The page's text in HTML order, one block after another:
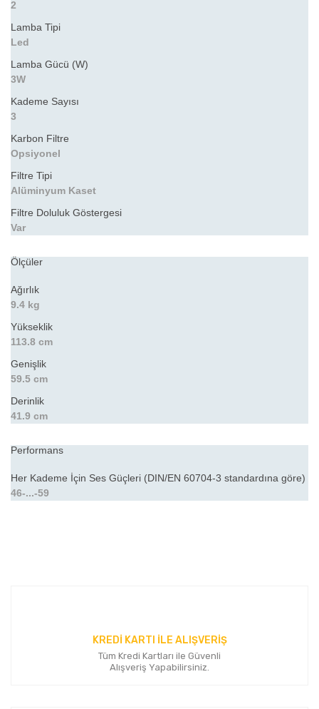
2
Lamba Tipi
Led
Lamba Gücü (W)
3W
Kademe Sayısı
3
Karbon Filtre
Opsiyonel
Filtre Tipi
Alüminyum Kaset
Filtre Doluluk Göstergesi
Var
Ölçüler
Ağırlık
9.4 kg
Yükseklik
113.8 cm
Genişlik
59.5 cm
Derinlik
41.9 cm
Performans
Her Kademe İçin Ses Güçleri (DIN/EN 60704-3 standardına göre)
46-...-59
Ürün bilgilerinde hatalar bulunuyor.
Ürün fiyatı diğer sitelerden daha pahalı.
KREDİ KARTI İLE ALIŞVERİŞ
Tüm Kredi Kartları ile Güvenli
Alışveriş Yapabilirsiniz.